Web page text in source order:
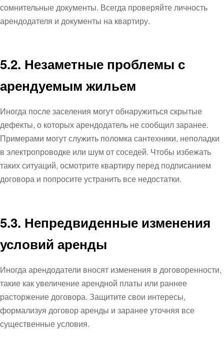
сомнительные документы. Всегда проверяйте личность
арендодателя и документы на квартиру.
5.2. Незаметные проблемы с
арендуемым жильем
Иногда после заселения могут обнаружиться скрытые
дефекты, о которых арендодатель не сообщил заранее.
Примерами могут служить поломка сантехники, неполадки
в электропроводке или шум от соседей. Чтобы избежать
таких ситуаций, осмотрите квартиру перед подписанием
договора и попросите устранить все недостатки.
5.3. Непредвиденные изменения
условий аренды
Иногда арендодатели вносят изменения в договоренности,
такие как увеличение арендной платы или раннее
расторжение договора. Защитите свои интересы,
формализуя договор аренды и заранее уточняя все
существенные условия.